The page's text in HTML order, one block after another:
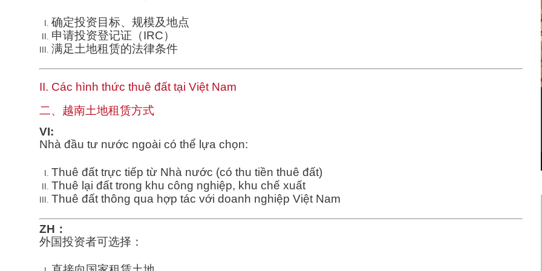
确定投资目标、规模及地点
申请投资登记证（IRC）
满足土地租赁的法律条件
II. Các hình thức thuê đất tại Việt Nam
二、越南土地租赁方式
VI:
Nhà đầu tư nước ngoài có thể lựa chọn:
Thuê đất trực tiếp từ Nhà nước (có thu tiền thuê đất)
Thuê lại đất trong khu công nghiệp, khu chế xuất
Thuê đất thông qua hợp tác với doanh nghiệp Việt Nam
ZH：
外国投资者可选择：